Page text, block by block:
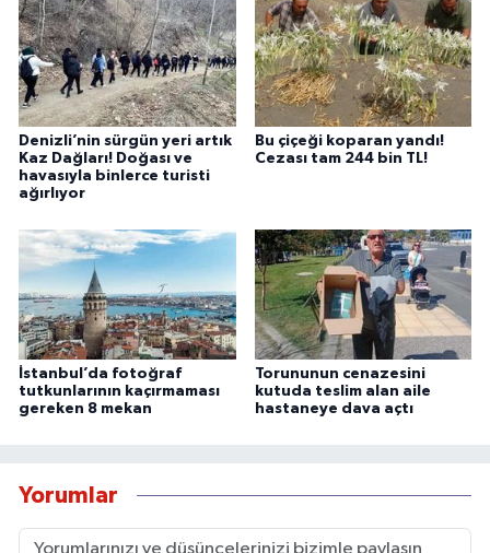
Denizli’nin sürgün yeri artık
Kaz Dağları! Doğası ve
havasıyla binlerce turisti
ağırlıyor
Bu çiçeği koparan yandı!
Cezası tam 244 bin TL!
İstanbul’da fotoğraf
tutkunlarının kaçırmaması
gereken 8 mekan
Torununun cenazesini
kutuda teslim alan aile
hastaneye dava açtı
Yorumlar